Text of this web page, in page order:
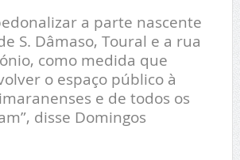
a parte nascente
S. Dâmaso, Toural e a rua
como medida que
o espaço público à
e de todos os
disse Domingos